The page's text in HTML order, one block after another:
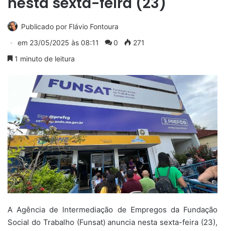
Publicado por Flávio Fontoura
em 23/05/2025 às 08:11 0
271
1 minuto de leitura
A Agência de Intermediação de Empregos da Fundação
Social do Trabalho (Funsat) anuncia nesta sexta-feira (23),